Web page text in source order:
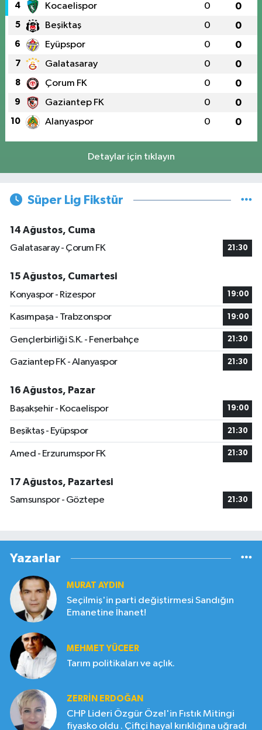
4 Kocaelispor 0 0
5 Beşiktaş 0 0
6 Eyüpspor 0 0
7 Galatasaray 0 0
8 Çorum FK 0 0
9 Gaziantep FK 0 0
10 Alanyaspor 0 0
Detaylar için tıklayın
Süper Lig Fikstür
14 Ağustos, Cuma
Galatasaray - Çorum FK
21:30
15 Ağustos, Cumartesi
Konyaspor - Rizespor
19:00
Kasımpaşa - Trabzonspor 19:00
Gençlerbirliği S.K. - Fenerbahçe 21:30
Gaziantep FK - Alanyaspor 21:30
16 Ağustos, Pazar
Başakşehir - Kocaelispor
19:00
Beşiktaş - Eyüpspor 21:30
Amed - Erzurumspor FK 21:30
17 Ağustos, Pazartesi
Samsunspor - Göztepe
21:30
Yazarlar
MURAT AYDIN
Seçilmiş'in parti değiştirmesi Sandığın
Emanetine İhanet!
MEHMET YÜCEER
Tarım politikaları ve açlık.
ZERRIN ERDOĞAN
CHP Lideri Özgür Özel'in Fıstık Mitingi
fiyasko oldu . Çiftçi hayal kırıklığına uğradı